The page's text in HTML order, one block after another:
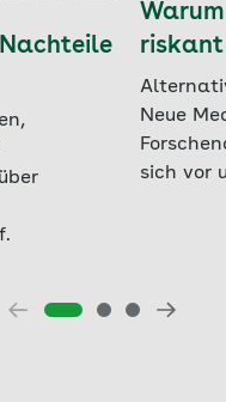
riskant
Neue
sich vor